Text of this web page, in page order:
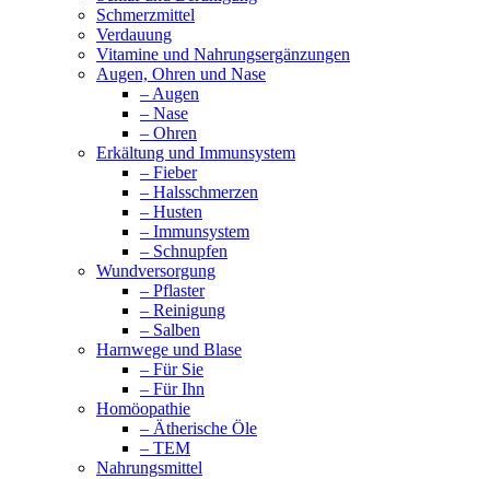
Schmerzmittel
Verdauung
Vitamine und Nahrungsergänzungen
Augen, Ohren und Nase
– Augen
– Nase
– Ohren
Erkältung und Immunsystem
– Fieber
– Halsschmerzen
– Husten
– Immunsystem
– Schnupfen
Wundversorgung
– Pflaster
– Reinigung
– Salben
Harnwege und Blase
– Für Sie
– Für Ihn
Homöopathie
– Ätherische Öle
– TEM
Nahrungsmittel